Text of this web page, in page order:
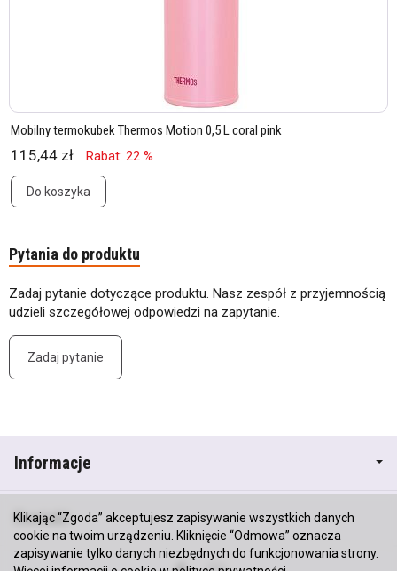
Mobilny termokubek Thermos Motion 0,5 L coral pink
115,44 zł Rabat: 22 %
Do koszyka
Pytania do produktu
Zadaj pytanie dotyczące produktu. Nasz zespół z przyjemnością
udzieli szczegółowej odpowiedzi na zapytanie.
Zadaj pytanie
Informacje
Kontakt
Klikając “Zgoda” akceptujesz zapisywanie wszystkich danych
cookie na twoim urządzeniu. Kliknięcie “Odmowa” oznacza
zapisywanie tylko danych niezbędnych do funkcjonowania strony.